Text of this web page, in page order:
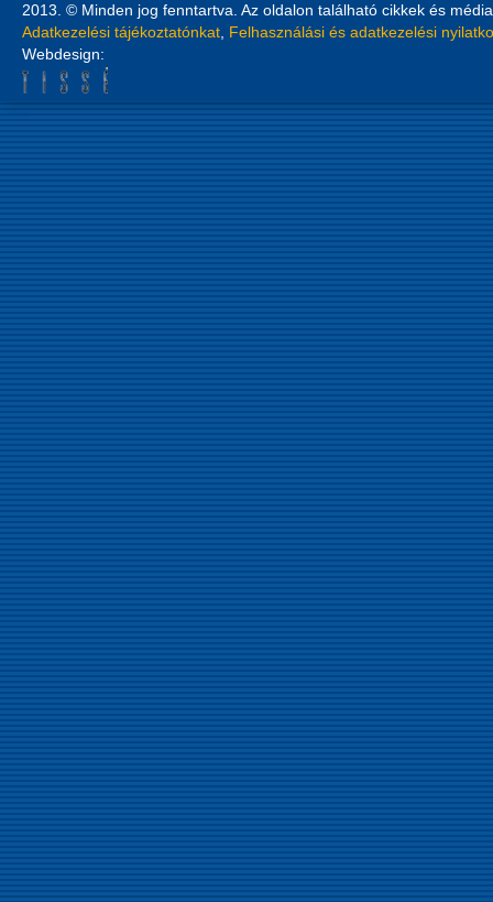
2013. © Minden jog fenntartva. Az oldalon található cikkek és
Adatkezelési tájékoztatónkat Felhasználási és adatkezelési
Webdesign: